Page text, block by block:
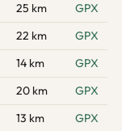
25 km
GPX
22 km
GPX
14 km
GPX
20 km
GPX
13 km
GPX